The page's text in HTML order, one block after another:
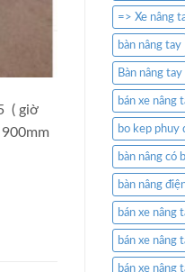
( giờ
=> Xe nâng
bàn nâng tay
Bàn nâng
bán xe nâng
bo kep phuy
bàn nâng có
bàn nâng
bán xe nâng
bán xe nâng
bán xe nâng